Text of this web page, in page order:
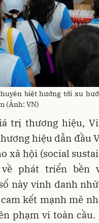
biệt hướng tới xu
(Ảnh: VN)
trị thương hiệu,
hiệu dẫn đầu
xã hội (social
phát triển bền
này vinh danh
kết mạnh mẽ
phạm vi toàn